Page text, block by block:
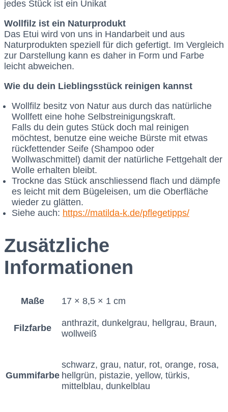
jedes Stück ist ein Unikat
Wollfilz ist ein Naturprodukt
Das Etui wird von uns in Handarbeit und aus
Naturprodukten speziell für dich gefertigt. Im Vergleich
zur Darstellung kann es daher in Form und Farbe
leicht abweichen.
Wie du dein Lieblingsstück reinigen kannst
Wollfilz besitz von Natur aus durch das natürliche
Wollfett eine hohe Selbstreinigungskraft.
Falls du dein gutes Stück doch mal reinigen
möchtest, benutze eine weiche Bürste mit etwas
rückfettender Seife (Shampoo oder
Wollwaschmittel) damit der natürliche Fettgehalt der
Wolle erhalten bleibt.
Trockne das Stück anschliessend flach und dämpfe
es leicht mit dem Bügeleisen, um die Oberfläche
wieder zu glätten.
Siehe auch: https://matilda-k.de/pflegetipps/
Zusätzliche
Informationen
Maße 17 × 8,5 × 1 cm
Filzfarbe
anthrazit, dunkelgrau, hellgrau, Braun,
wollweiß
Gummifarbe
schwarz, grau, natur, rot, orange, rosa,
hellgrün, pistazie, yellow, türkis,
mittelblau, dunkelblau